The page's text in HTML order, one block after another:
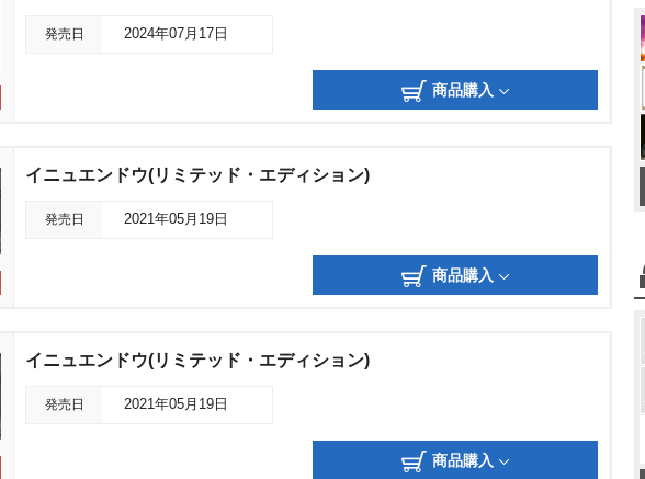
発売日 2024年07月17日
商品購入
イニュエンドウ(リミテッド・エディション)
発売日 2021年05月19日
商品購入
イニュエンドウ(リミテッド・エディション)
発売日 2021年05月19日
商品購入